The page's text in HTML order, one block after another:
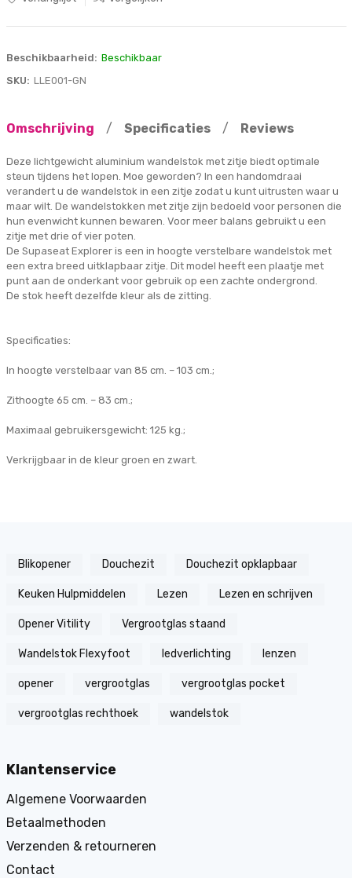
Beschikbaarheid: Beschikbaar
SKU: LLE001-GN
Omschrijving / Specificaties / Reviews
Deze lichtgewicht aluminium wandelstok met zitje biedt optimale
steun tijdens het lopen. Moe geworden? In een handomdraai
verandert u de wandelstok in een zitje zodat u kunt uitrusten waar u
maar wilt. De wandelstokken met zitje zijn bedoeld voor personen die
hun evenwicht kunnen bewaren. Voor meer balans gebruikt u een
zitje met drie of vier poten.
De Supaseat Explorer is een in hoogte verstelbare wandelstok met
een extra breed uitklapbaar zitje. Dit model heeft een plaatje met
punt aan de onderkant voor gebruik op een zachte ondergrond.
De stok heeft dezelfde kleur als de zitting.
Specificaties:
In hoogte verstelbaar van 85 cm. – 103 cm.;
Zithoogte 65 cm. – 83 cm.;
Maximaal gebruikersgewicht: 125 kg.;
Verkrijgbaar in de kleur groen en zwart.
Blikopener Douchezit Douchezit opklapbaar
Keuken Hulpmiddelen Lezen Lezen en schrijven
Opener Vitility Vergrootglas staand
Wandelstok Flexyfoot ledverlichting lenzen
opener vergrootglas vergrootglas pocket
vergrootglas rechthoek wandelstok
Klantenservice
Algemene Voorwaarden
Betaalmethoden
Verzenden & retourneren
Contact